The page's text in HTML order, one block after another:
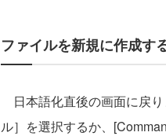
ファイルを新規に作成す
日本語化直後の画面に戻
ル］を選択するか、